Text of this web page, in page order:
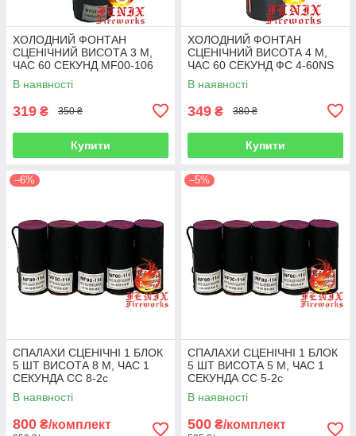
ХОЛОДНИЙ ФОНТАН
СЦЕНІЧНИЙ ВИСОТА 3 М,
ЧАС 60 СЕКУНД MF00-106
В наявності
319 ₴ 350 ₴
Купити
ХОЛОДНИЙ ФОНТАН
СЦЕНІЧНИЙ ВИСОТА 4 М,
ЧАС 60 СЕКУНД ФС 4-60NS
В наявності
349 ₴ 380 ₴
Купити
–6%
СПАЛАХИ СЦЕНІЧНІ 1 БЛОК
5 ШТ ВИСОТА 8 М, ЧАС 1
СЕКУНДА СС 8-2с
В наявності
800 ₴/комплект
–5%
СПАЛАХИ СЦЕНІЧНІ 1 БЛОК
5 ШТ ВИСОТА 5 М, ЧАС 1
СЕКУНДА СС 5-2с
В наявності
500 ₴/комплект